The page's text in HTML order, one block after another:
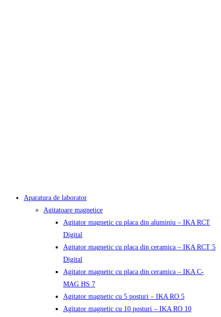
Aparatura de laborator
Agitatoare magnetice
Agitator magnetic cu placa din aluminiu – IKA RCT
Digital
Agitator magnetic cu placa din ceramica – IKA RCT 5
Digital
Agitator magnetic cu placa din ceramica – IKA C-
MAG HS 7
Agitator magnetic cu 5 posturi – IKA RO 5
Agitator magnetic cu 10 posturi – IKA RO 10